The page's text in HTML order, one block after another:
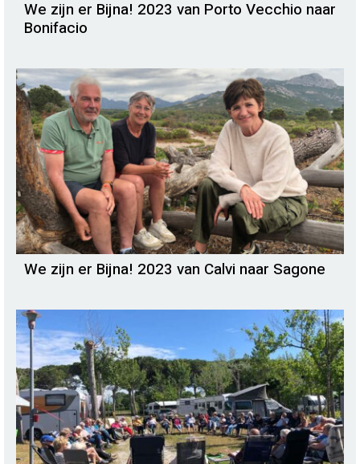
We zijn er Bijna! 2023 van Porto Vecchio naar
Bonifacio
We zijn er Bijna! 2023 van Calvi naar Sagone